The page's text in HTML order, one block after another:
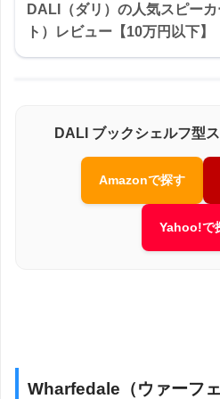
DALI（ダリ）の人気スピー
ト）レビュー【10万円以下】
DALI ブックシェルフ型
Amazonで探す
Yahoo!で
Wharfedale（ウァーフ